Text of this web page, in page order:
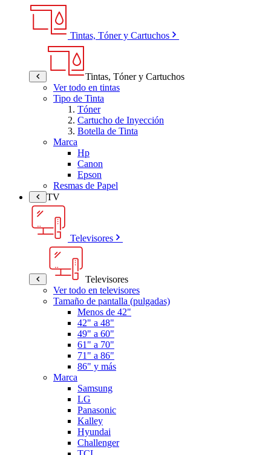
Tintas, Tóner y Cartuchos
Tintas, Tóner y Cartuchos
Ver todo en tintas
Tipo de Tinta
Tóner
Cartucho de Inyección
Botella de Tinta
Marca
Hp
Canon
Epson
Resmas de Papel
TV
Televisores
Televisores
Ver todo en televisores
Tamaño de pantalla (pulgadas)
Menos de 42"
42" a 48"
49" a 60"
61" a 70"
71" a 86"
86" y más
Marca
Samsung
LG
Panasonic
Kalley
Hyundai
Challenger